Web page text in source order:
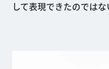
して表現できたのではな